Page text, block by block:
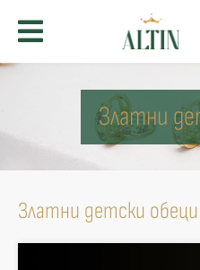
Златни
Златни детски обеци